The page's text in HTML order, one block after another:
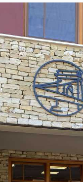
Siri a